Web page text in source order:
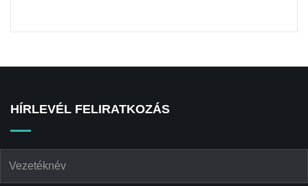
HÍRLEVÉL FELIRATKOZÁS